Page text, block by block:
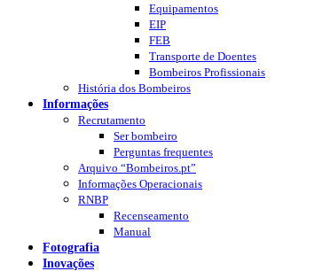
Equipamentos
EIP
FEB
Transporte de Doentes
Bombeiros Profissionais
História dos Bombeiros
Informações
Recrutamento
Ser bombeiro
Perguntas frequentes
Arquivo “Bombeiros.pt”
Informações Operacionais
RNBP
Recenseamento
Manual
Fotografia
Inovações